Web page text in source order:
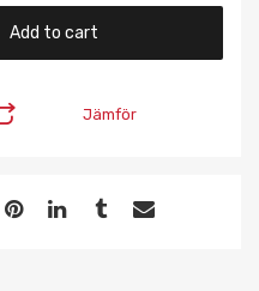
Add to cart
Jämför